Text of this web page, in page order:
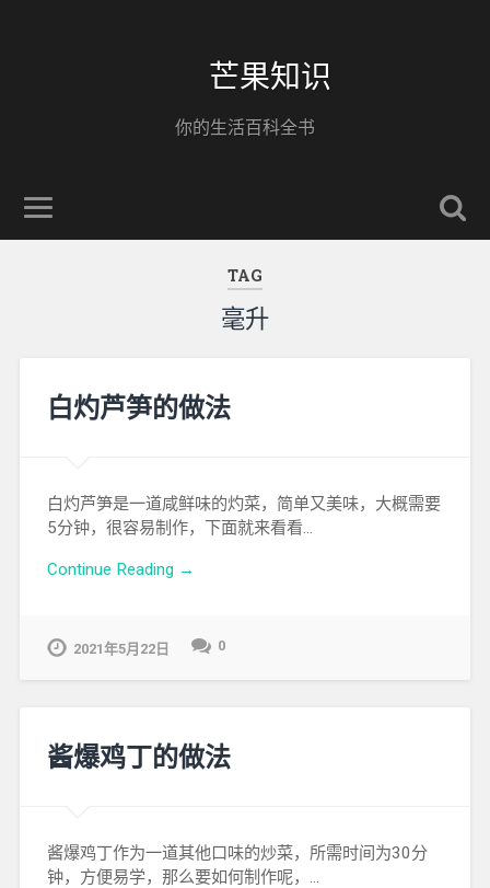
芒果知识
你的生活百科全书
TAG
毫升
白灼芦笋的做法
白灼芦笋是一道咸鲜味的灼菜，简单又美味，大概需要
5分钟，很容易制作，下面就来看看…
Continue Reading →
2021年5月22日 0
酱爆鸡丁的做法
酱爆鸡丁作为一道其他口味的炒菜，所需时间为30分
钟，方便易学，那么要如何制作呢，…